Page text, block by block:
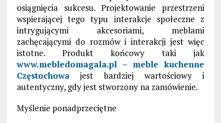
osiągnięcia sukcesu. Projektowanie przestrzeni
wspierającej tego typu interakcje społeczne z
intrygującymi akcesoriami, meblami
zachęcającymi do rozmów i interakcji jest więc
istotne. Produkt końcowy taki jak
www.mebledomagala.pl – meble kuchenne
Częstochowajest bardziej wartościowy i
autentyczny, gdy jest stworzony na zamówienie.
Myślenie ponadprzeciętne